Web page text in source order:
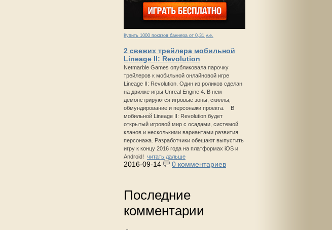
Купить 1000 показов баннера от 0,31 у.е.
2 свежих трейлера мобильной
Lineage II: Revolution
Netmarble Games опубликовала парочку
трейлеров к мобильной онлайновой игре
Lineage II: Revolution. Один из роликов сделан
на движке игры Unreal Engine 4. В нем
демонстрируются игровые зоны, скиллы,
обмундирование и персонажи проекта. В
мобильной Lineage II: Revolution будет
открытый игровой мир с осадами, системой
кланов и несколькими вариантами развития
персонажа. Разработчики обещают выпустить
игру к концу 2016 года на платформах iOS и
Android! читать дальше
2016-09-14 0 комментариев
Последние
комментарии